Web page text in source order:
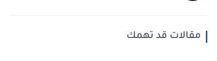
مقالات قد تهمك